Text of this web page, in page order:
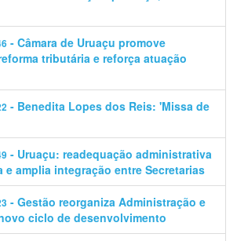
- Câmara de Uruaçu promove
tributária e reforça atuação
- Benedita Lopes dos Reis: 'Missa de
- Uruaçu: readequação administrativa
amplia integração entre Secretarias
- Gestão reorganiza Administração e
ciclo de desenvolvimento